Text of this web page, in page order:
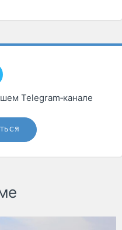
Telegram‑канале